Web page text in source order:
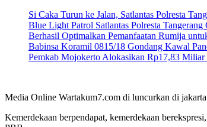
Si Caka Turun ke Jalan, Satlantas Polresta
Blue Light Patrol Satlantas Polresta
Berhasil Optimalkan Pemanfaatan Rumija
Babinsa Koramil 0815/18 Gondang Kawal
Pemkab Mojokerto Alokasikan Rp17,83
Media Online Wartakum7.com di luncurkan di
Kemerdekaan berpendapat, kemerdekaan